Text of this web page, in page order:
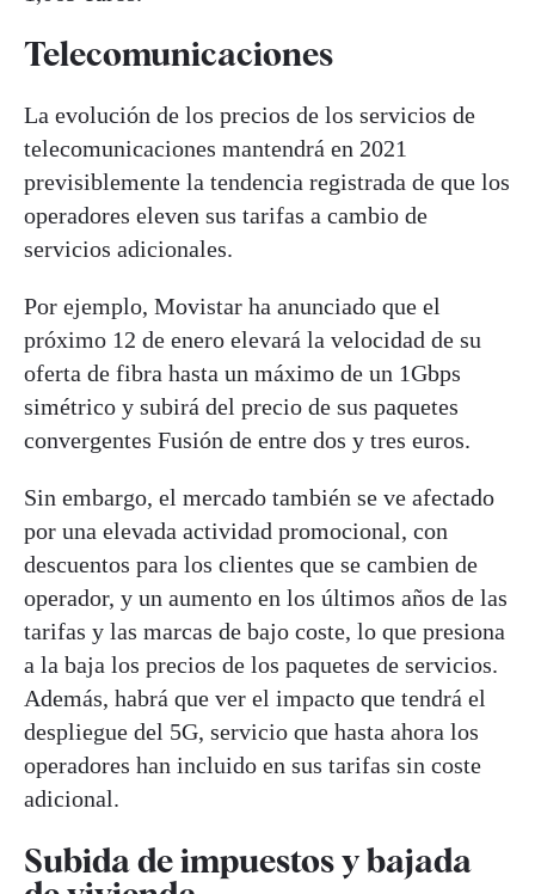
Telecomunicaciones
La evolución de los precios de los servicios de
telecomunicaciones mantendrá en 2021
previsiblemente la tendencia registrada de que los
operadores eleven sus tarifas a cambio de
servicios adicionales.
Por ejemplo, Movistar ha anunciado que el
próximo 12 de enero elevará la velocidad de su
oferta de fibra hasta un máximo de un 1Gbps
simétrico y subirá del precio de sus paquetes
convergentes Fusión de entre dos y tres euros.
Sin embargo, el mercado también se ve afectado
por una elevada actividad promocional, con
descuentos para los clientes que se cambien de
operador, y un aumento en los últimos años de las
tarifas y las marcas de bajo coste, lo que presiona
a la baja los precios de los paquetes de servicios.
Además, habrá que ver el impacto que tendrá el
despliegue del 5G, servicio que hasta ahora los
operadores han incluido en sus tarifas sin coste
adicional.
Subida de impuestos y bajada